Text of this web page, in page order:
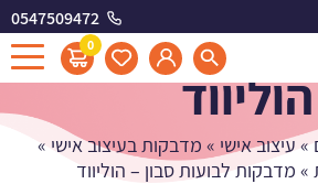
0547509472
0
סבון -
הוליווד
»עיצוב אישי » מדבקות בעיצוב אישי »
» מדבקות לבועות סבון – הוליווד